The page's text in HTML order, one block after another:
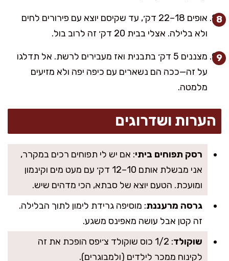
אופים 18–22 דק׳, עד שקיסם יוצא עם פירורים לחים
ולא בלילה. אצלי בבית 20 דק׳ זה לרוב בול.
מצננים 5 דק׳ בתבנית ואז מעבירים לרשת. אל תדלגו
על זה—ככה הם נשארים עם כיפה יפה ולא מזיעים
מלמטה.
הערות ושדרוגים
רסק תפוחים ביתי: אם יש לי תפוחים רכים במקרר,
אני מבשלת אותם 10–12 דק׳ עם מעט מים וקינמון
ומועכת. הטעם יוצא של סבתא, הכי מדהים שיש.
גרסה מרעננת: מוסיפה גרידת לימון לתוך הבלילה.
זה קטן אבל עושה מאפינס משגע.
שוקולד
: 1/2 כוס שוקולד צ׳יפס הופכת את זה
לקינוח ממכר לילדים (ולמבוגרים).